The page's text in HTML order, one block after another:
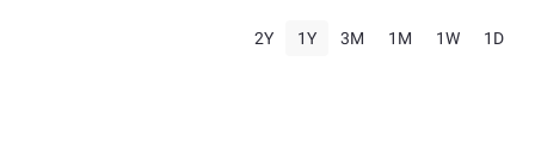
1D
1W
1M
3M
1Y
2Y